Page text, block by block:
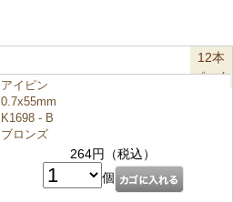
12本
パック
アイピン
0.7x55mm
K1698 - B
ブロンズ
264円（税込）
個